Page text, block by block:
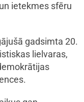
ietekmes sfēru
gadsimta 20.
lielvaras,